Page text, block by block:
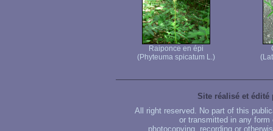
Raiponce en épi
(Phyteuma spicatum L.)
Site réalisé et édité
All right reserved. No part of this
or transmitted in any
photocopying, recording or